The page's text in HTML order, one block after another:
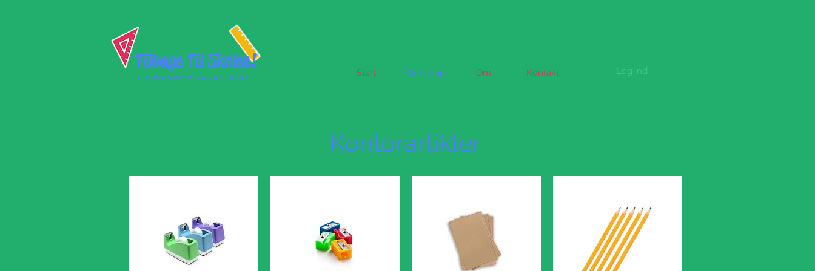
Start Webshop Om Kontakt
Tilbage Til Skolen!
Klasseværelsesartikler
Log ind
Kontorartikler